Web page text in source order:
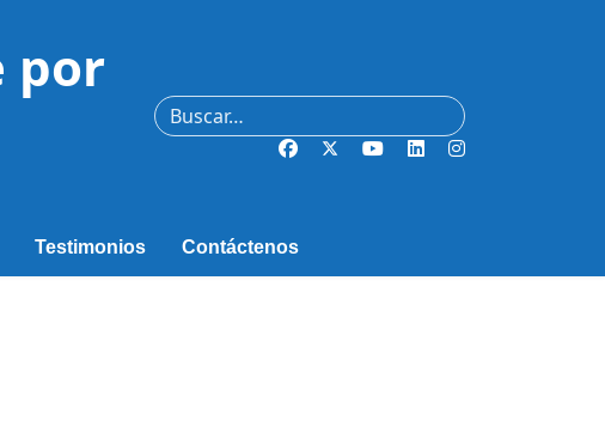
por
Buscar
Testimonios Contáctenos